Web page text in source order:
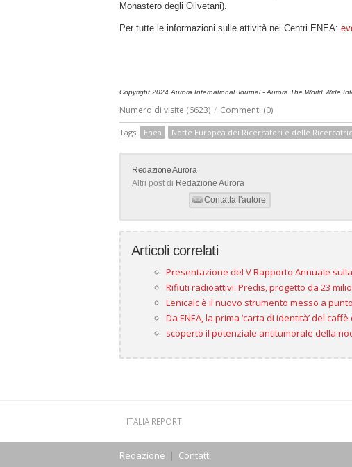
Monastero degli Olivetani).
Per tutte le informazioni sulle attività nei Centri ENEA:
Copyright 2024 Aurora International Journal - Aurora The World Wide
Numero di visite (6623) / Commenti (0)
Tags: Enea Notte Europea dei Ricercatori e delle
Redazione Aurora
Altri post di Redazione Aurora
Contatta l'autore
Articoli correlati
Presentazione del V Rapporto Annuale
Rifiuti radioattivi: Predis, progetto da 23
Lenicalc è il nuovo strumento messo a
Da ENEA, la prima ‘carta di identità’ del
scoperto il potenziale antitumorale della
ITALIA REPORT
Redazione | Contatti